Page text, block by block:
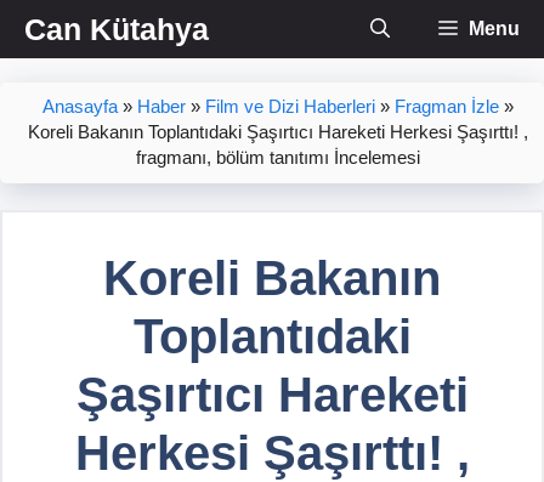
İçeriğe
atlaCan Kütahya Menu
Anasayfa » Haber » Film ve Dizi Haberleri » Fragman İzle »
Koreli Bakanın Toplantıdaki Şaşırtıcı Hareketi Herkesi Şaşırttı! ,
fragmanı, bölüm tanıtımı İncelemesi
Koreli Bakanın
Toplantıdaki
Şaşırtıcı Hareketi
Herkesi Şaşırttı! ,